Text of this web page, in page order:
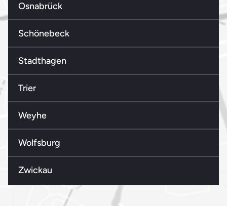
Osnabrück
Schönebeck
Stadthagen
Trier
Weyhe
Wolfsburg
Zwickau